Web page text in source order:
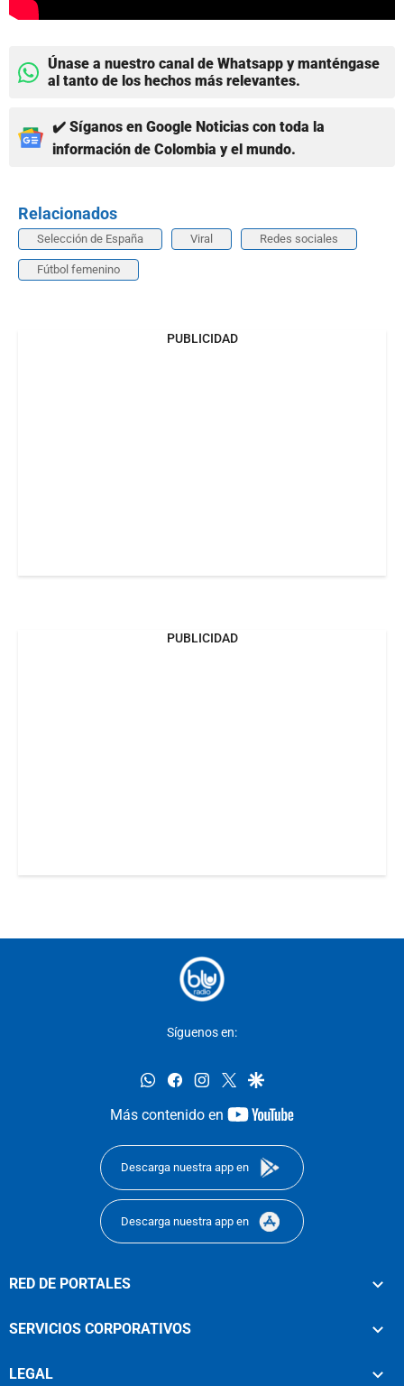
Únase a nuestro canal de Whatsapp y manténgase
al tanto de los hechos más relevantes.
✔️ Síganos en Google Noticias con toda la
información de Colombia y el mundo.
Relacionados
Selección de España Viral Redes sociales
Fútbol femenino
PUBLICIDAD
PUBLICIDAD
Síguenos en:
whatsappfacebookinstagram
twittergoogle
Más contenido en
youtube-
Descarga nuestra app en
Descarga nuestra app en
RED DE PORTALES
SERVICIOS CORPORATIVOS
LEGAL